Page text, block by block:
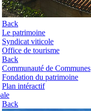
Back
Le patrimoine
Syndicat viticole
Office de tourisme
Back
Communauté de Communes
Fondation du patrimoine
Plan intéractif
Back